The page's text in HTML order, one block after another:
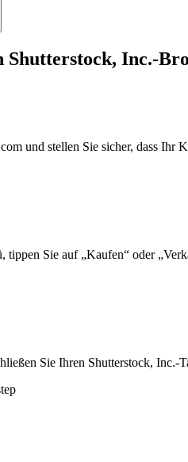
Shutterstock, Inc.-
und stellen Sie sicher, dass Ihr
tippen Sie auf „Kaufen“ oder
Sie Ihren Shutterstock, Inc.-